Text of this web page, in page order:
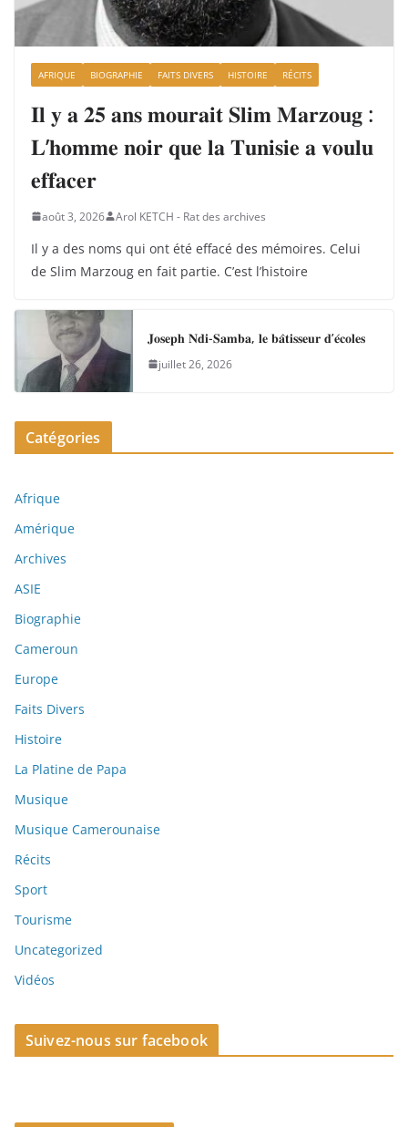
AFRIQUE BIOGRAPHIE FAITS DIVERS HISTOIRE RÉCITS
𝐈𝐥 𝐲 𝐚 𝟐𝟓 𝐚𝐧𝐬 𝐦𝐨𝐮𝐫𝐚𝐢𝐭 𝐒𝐥𝐢𝐦 𝐌𝐚𝐫𝐳𝐨𝐮𝐠 :
𝐋’𝐡𝐨𝐦𝐦𝐞 𝐧𝐨𝐢𝐫 𝐪𝐮𝐞 𝐥𝐚 𝐓𝐮𝐧𝐢𝐬𝐢𝐞 𝐚 𝐯𝐨𝐮𝐥𝐮
𝐞𝐟𝐟𝐚𝐜𝐞𝐫
août 3, 2026 Arol KETCH - Rat des archives
Il y a des noms qui ont été effacé des mémoires. Celui
de Slim Marzoug en fait partie. C’est l’histoire
𝐉𝐨𝐬𝐞𝐩𝐡 𝐍𝐝𝐢-𝐒𝐚𝐦𝐛𝐚, 𝐥𝐞 𝐛𝐚̂𝐭𝐢𝐬𝐬𝐞𝐮𝐫 𝐝’𝐞́𝐜𝐨𝐥𝐞𝐬
juillet 26, 2026
Catégories
Afrique
Amérique
Archives
ASIE
Biographie
Cameroun
Europe
Faits Divers
Histoire
La Platine de Papa
Musique
Musique Camerounaise
Récits
Sport
Tourisme
Uncategorized
Vidéos
Suivez-nous sur facebook